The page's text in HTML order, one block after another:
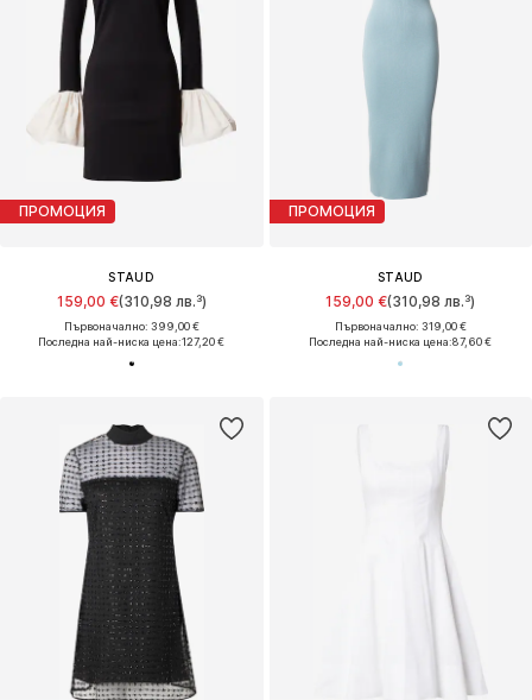
ПРОМОЦИЯ
STAUD
159,00 €(310,98 лв.³)
Първоначално: 399,00 €
Последна най-ниска цена:127,20 €
ПРОМОЦИЯ
STAUD
159,00 €(310,98 лв.³)
Първоначално: 319,00 €
Последна най-ниска цена:87,60 €